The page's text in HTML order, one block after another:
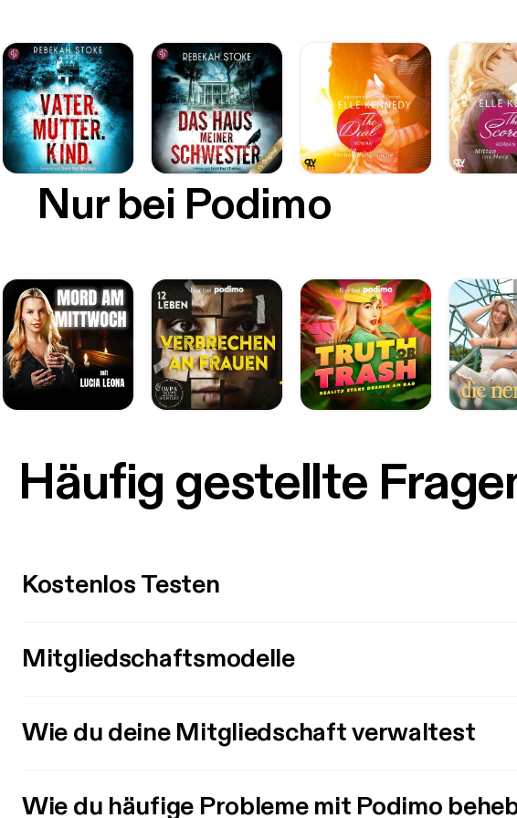
Nur bei Podimo
Häufig gestellte
Kostenlos Testen
Mitgliedschaftsmodelle
Wie du deine Mitgliedschaft verwaltest
Wie du häufige Probleme mit Podimo